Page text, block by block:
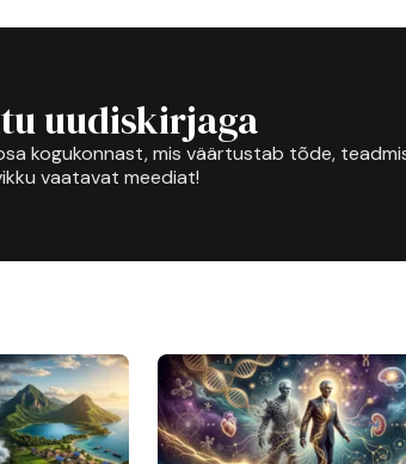
uudiskirjaga
kogukonnast, mis väärtustab tõde,
vaatavat meediat!